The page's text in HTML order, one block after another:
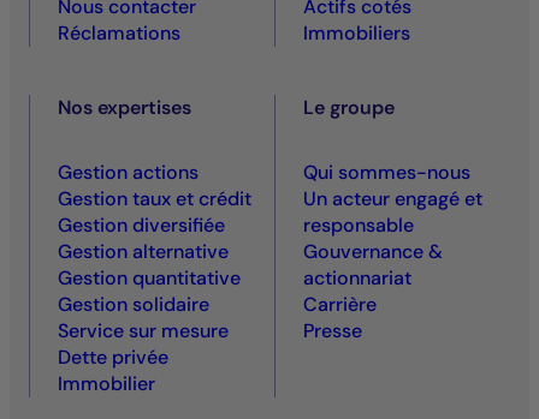
Nous contacter
Réclamations
Actifs cotés
Immobiliers
Nos expertises
Gestion actions
Gestion taux et crédit
Gestion diversifiée
Gestion alternative
Gestion quantitative
Gestion solidaire
Service sur mesure
Dette privée
Immobilier
Le groupe
Qui sommes-nous
Un acteur engagé et
responsable
Gouvernance &
actionnariat
Carrière
Presse